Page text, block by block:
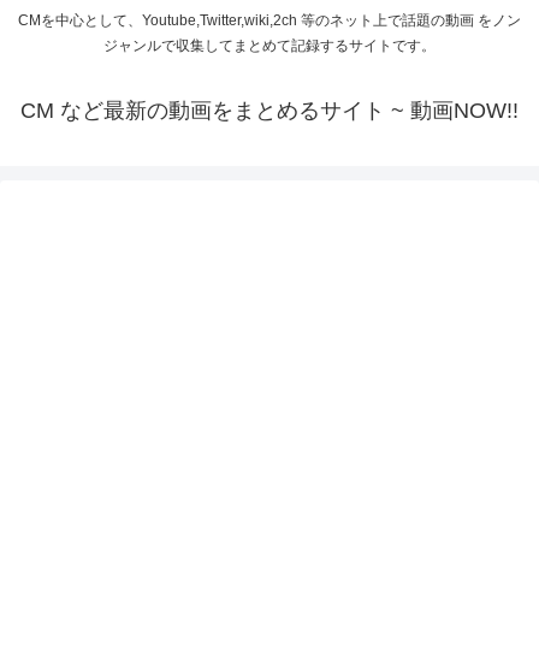
CMを中心として、Youtube,Twitter,wiki,2ch 等のネット上で話題の動画 をノン
ジャンルで収集してまとめて記録するサイトです。
CM など最新の動画をまとめるサイト ~ 動画NOW!!